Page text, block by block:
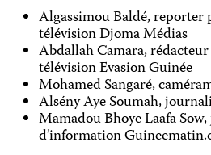
Algassimou Baldé, reporter
télévision Djoma Médias
Abdallah Camara,
télévision Evasion Guinée
Mohamed Sangaré,
Alsény Aye Soumah,
Mamadou Bhoye Laafa
d’information